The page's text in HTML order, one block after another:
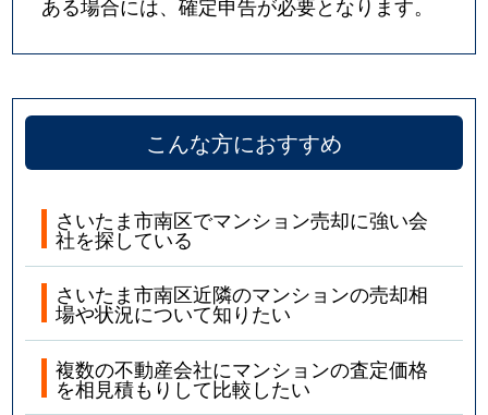
こんな方におすすめ
さいたま市南区でマンション売却に強い会
社を探している
さいたま市南区近隣のマンションの売却相
場や状況について知りたい
複数の不動産会社にマンションの査定価格
を相見積もりして比較したい